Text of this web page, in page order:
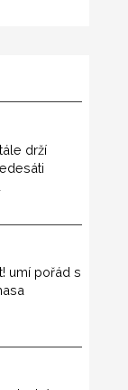
drží
umí pořád s